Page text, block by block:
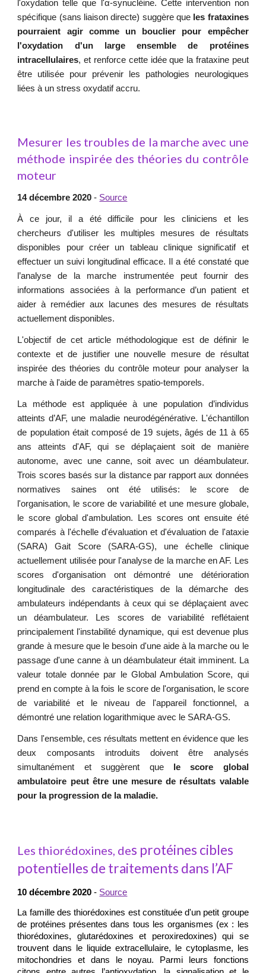
l'oxydation telle que l'α-synucléine. Cette intervention non
spécifique (sans liaison directe) suggère que les frataxines
pourraient agir comme un bouclier pour empêcher
l'oxydation d'un large ensemble de protéines
intracellulaires, et renforce cette idée que la frataxine peut
être utilisée pour prévenir les pathologies neurologiques
liées à un stress oxydatif accru.
Mesurer les troubles de la marche avec une
méthode inspirée des théories du contrôle
moteur
14 décembre 2020 - Source
À ce jour, il a été difficile pour les cliniciens et les
chercheurs d'utiliser les multiples mesures de résultats
disponibles pour créer un tableau clinique significatif et
effectuer un suivi longitudinal efficace. Il a été constaté que
l’analyse de la marche instrumentée peut fournir des
informations associées à la performance d’un patient et
aider à remédier aux lacunes des mesures de résultats
actuellement disponibles.
L'objectif de cet article méthodologique est de définir le
contexte et de justifier une nouvelle mesure de résultat
inspirée des théories du contrôle moteur pour analyser la
marche à l'aide de paramètres spatio-temporels.
La méthode est appliquée à une population d’individus
atteints d’AF, une maladie neurodégénérative. L'échantillon
de population était composé de 19 sujets, âgés de 11 à 65
ans atteints d'AF, qui se déplaçaient soit de manière
autonome, avec une canne, soit avec un déambulateur.
Trois scores basés sur la distance par rapport aux données
normatives saines ont été utilisés: le score de
l'organisation, le score de variabilité et une mesure globale,
le score global d'ambulation. Les scores ont ensuite été
comparés à l'échelle d'évaluation et d'évaluation de l'ataxie
(SARA) Gait Score (SARA-GS), une échelle clinique
actuellement utilisée pour l'analyse de la marche en AF. Les
scores d'organisation ont démontré une détérioration
longitudinale des caractéristiques de la démarche des
ambulateurs indépendants à ceux qui se déplaçaient avec
un déambulateur. Les scores de variabilité reflétaient
principalement l'instabilité dynamique, qui est devenue plus
grande à mesure que le besoin d'une aide à la marche ou le
passage d'une canne à un déambulateur était imminent. La
valeur totale donnée par le Global Ambulation Score, qui
prend en compte à la fois le score de l'organisation, le score
de variabilité et le niveau de l'appareil fonctionnel, a
démontré une relation logarithmique avec le SARA-GS.
Dans l'ensemble, ces résultats mettent en évidence que les
deux composants introduits doivent être analysés
simultanément et suggèrent quele score global
ambulatoire peut être une mesure de résultats valable
pour la progression de la maladie.
Les thiorédoxines, des protéines cibles
potentielles de traitements dans l’AF
10 décembre 2020 - Source
La famille des thiorédoxines est constituée d'un petit groupe
de protéines présentes dans tous les organismes (ex : les
thiorédoxines, glutarédoxines et peroxiredoxines) qui se
trouvent dans le liquide extracellulaire, le cytoplasme, les
mitochondries et dans le noyau. Parmi leurs fonctions